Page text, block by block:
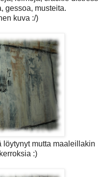
gessoa, musteita.
kuva :/)
löytynyt mutta maaleillakin
:)